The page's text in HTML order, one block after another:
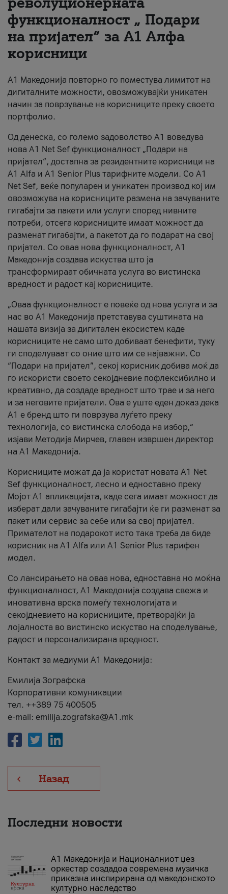
За нас
#ПодобарОнлајн
функционалност „ Подари
на пријател“ за А1 Алфа
корисници
А1 Македонија повторно го поместува лимитот на
дигиталните можности, овозможувајќи уникатен
начин за поврзување на корисниците преку своето
портфолио.
Од денеска, со големо задоволство А1 воведува
нова A1 Net Sef функционалност „Подари на
пријател“, достапна за резидентните корисници на
А1 Alfa и A1 Senior Plus тарифните модели. Со A1
Net Sef, веќе популарен и уникатен производ кој им
овозможува на корисниците размена на зачуваните
гигабајти за пакети или услуги според нивните
потреби, отсега корисниците имаат можност да
разменат гигабајти, а пакетот да го подарат на свој
пријател. Со оваа нова функционалност, А1
Македонија создава искуства што ја
трансформираат обичната услуга во вистинска
вредност и радост кај корисниците.
„Оваа функционалност е повеќе од нова услуга и за
нас во А1 Македонија претставува суштината на
нашата визија за дигитален екосистем каде
корисниците не само што добиваат бенефити, туку
ги споделуваат со оние што им се најважни. Со
“Подари на пријател”, секој корисник добива моќ да
го искористи своето секојдневие пофлексибилно и
креативно, да создаде вредност што трае и за него
и за неговите пријатели. Ова е уште еден доказ дека
А1 е бренд што ги поврзува луѓето преку
технологија, со вистинска слобода на избор,“
изјави Методија Мирчев, главен извршен директор
на А1 Македонија.
Корисниците можат да ја користат новата А1 Net
Sef функционалност, лесно и едноставно преку
Мојот А1 апликацијата, каде сега имаат можност да
изберат дали зачуваните гигабајти ќе ги разменат за
пакет или сервис за себе или за свој пријател.
Примателот на подарокот исто така треба да биде
корисник на А1 Alfa или A1 Senior Plus тарифен
модел.
Со лансирањето на оваа нова, едноставна но моќна
функционалност, А1 Македонија создава свежа и
иновативна врска помеѓу технологијата и
секојдневието на корисниците, претворајќи ја
лојалноста во вистинско искуство на споделување,
радост и персонализирана вредност.
Контакт за медиуми А1 Македонија:
Емилија Зографска
Корпоративни комуникации
тел. ++389 75 400505
e-mail: emilija.zografska@A1.mk
Назад
Последни новости
А1 Македонија и Националниот џез
оркестар создадоа современа музичка
приказна инспирирана од македонското
културно наследство